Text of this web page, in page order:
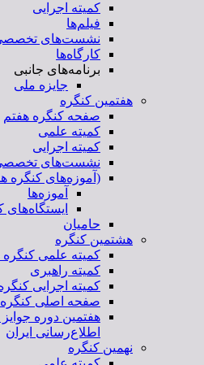
کمیته اجرایی
فیلم‌ها
نشست‌های
کارگاه‌ها
برنامه‌های جانبی
جایزه ملی
هفتمین کنگره
صفحه کنگره هفتم
کمیته علمی
کمیته اجرایی
نشست‌های
(آموزه‌های کنگره
آموزه‌ها
ایستگاه‌های
حامیان
هشتمین کنگره
کمیته علمی
کمیته راهبری
کمیته اجرایی
صفحه اصلی
هفتمین دوره
اطلاع‌رسانی ایران
نهمین کنگره